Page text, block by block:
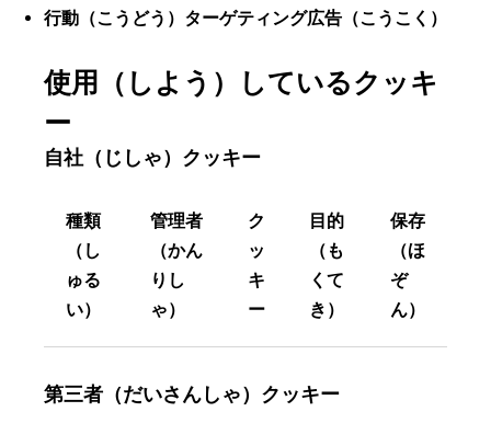
行動（こうどう）ターゲティング広告（こうこく）
使用（しよう）しているクッキ
ー
自社（じしゃ）クッキー
種類
（し
ゅる
い）
管理者
（かん
りし
ゃ）
ク
ッ
キ
ー
目的
（も
くて
き）
保存
（ほ
ぞ
ん）
第三者（だいさんしゃ）クッキー